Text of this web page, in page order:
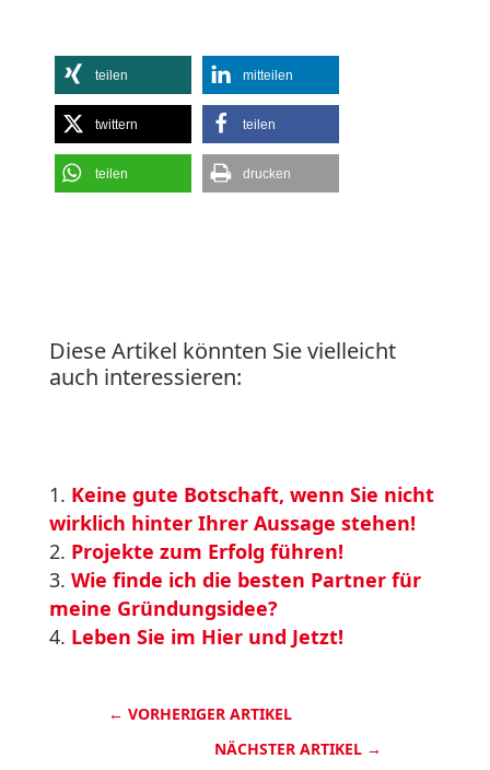
teilen mitteilen
twittern teilen
teilen drucken
Diese Artikel könnten Sie vielleicht
auch interessieren:
Keine gute Botschaft, wenn Sie nicht
wirklich hinter Ihrer Aussage stehen!
Projekte zum Erfolg führen!
Wie finde ich die besten Partner für
meine Gründungsidee?
Leben Sie im Hier und Jetzt!
← VORHERIGER ARTIKEL
NÄCHSTER ARTIKEL →